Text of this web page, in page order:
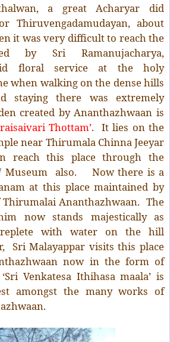
a great Acharyar did
Thiruvengadamudayan, about
it was very difficult to reach the
by Sri Ramanujacharya,
floral service at the holy
when walking on the dense hills
staying there was extremely
created by Ananthazhwaan is
Thottam’. It lies on the
near Thirumala Chinna Jeeyar
reach this place through the
Museum also. Now there is a
at this place maintained by
Thirumalai Ananthazhwaan. The
now stands majestically as
replete with water on the hill
Malayappar visits this place
now in the form of
Venkatesa Ithihasa maala’ is
amongst the many works of